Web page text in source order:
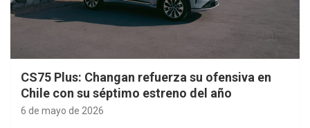
CS75 Plus: Changan refuerza su ofensiva en
Chile con su séptimo estreno del año
6 de mayo de 2026